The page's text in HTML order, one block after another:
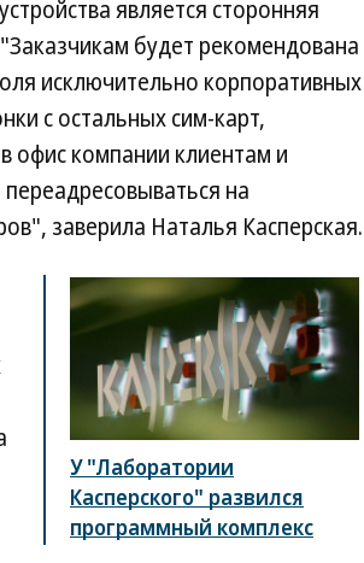
является сторонняя
будет рекомендована
исключительно корпоративных
с остальных сим-карт,
компании клиентам и
на
заверила Наталья Касперская.
У "Лаборатории
Касперского" развился
программный комплекс